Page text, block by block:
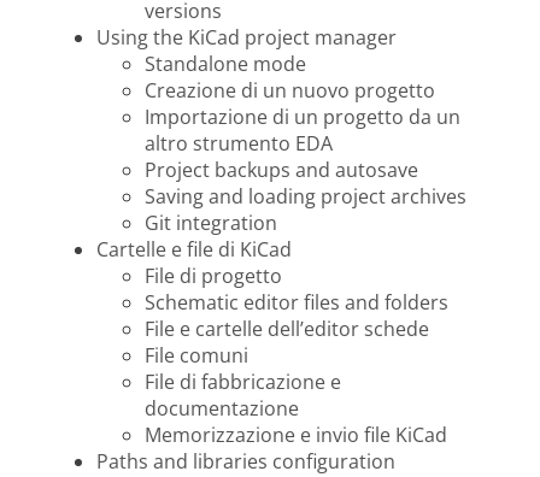
versions
Using the KiCad project manager
Standalone mode
Creazione di un nuovo progetto
Importazione di un progetto da un
altro strumento EDA
Project backups and autosave
Saving and loading project archives
Git integration
Cartelle e file di KiCad
File di progetto
Schematic editor files and folders
File e cartelle dell’editor schede
File comuni
File di fabbricazione e
documentazione
Memorizzazione e invio file KiCad
Paths and libraries configuration